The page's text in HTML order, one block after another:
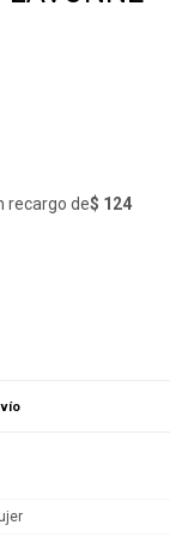
recargo de$ 124